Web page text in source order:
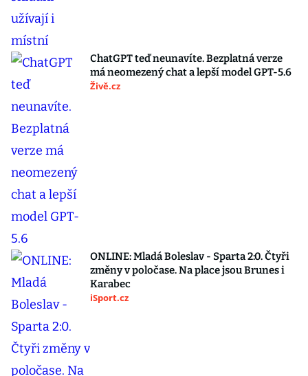
ChatGPT teď neunavíte. Bezplatná verze
má neomezený chat a lepší model GPT-5.6
Živě.cz
ONLINE: Mladá Boleslav - Sparta 2:0. Čtyři
změny v poločase. Na place jsou Brunes i
Karabec
iSport.cz